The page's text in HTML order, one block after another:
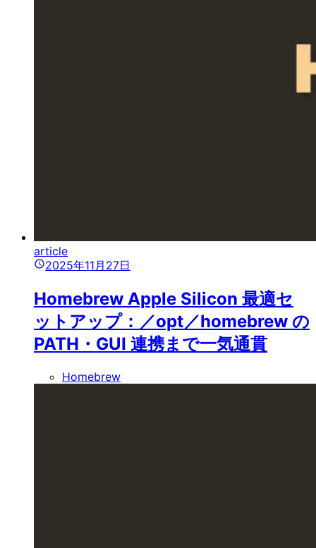
article
2025年11月27日
Homebrew Apple Silicon 最適セ
ットアップ：／opt／homebrew の
PATH・GUI 連携まで一気通貫
Homebrew